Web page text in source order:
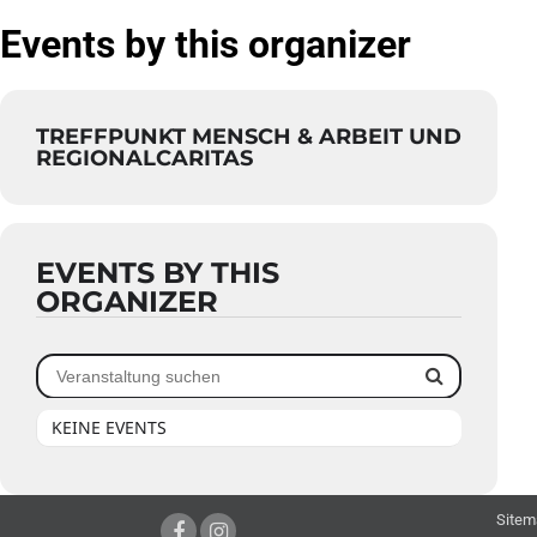
Events by this organizer
TREFFPUNKT MENSCH & ARBEIT UND
REGIONALCARITAS
EVENTS BY THIS
ORGANIZER
KEINE EVENTS